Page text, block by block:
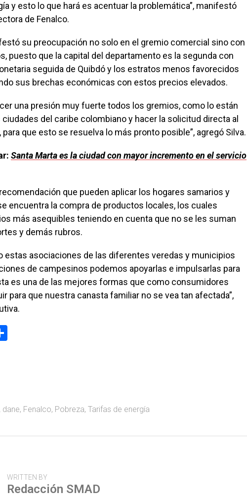
y esto lo que hará es acentuar la problemática”, manifestó
de Fenalco.
su preocupación no solo en el gremio comercial sino con
puesto que la capital del departamento es la segunda con
seguida de Quibdó y los estratos menos favorecidos
sus brechas económicas con estos precios elevados.
una presión muy fuerte todos los gremios, como lo están
del caribe colombiano y hacer la solicitud directa al
que esto se resuelva lo más pronto posible”, agregó Silva.
Santa Marta es la ciudad con mayor incremento en el servicio
que pueden aplicar los hogares samarios y
encuentra la compra de productos locales, los cuales
más asequibles teniendo en cuenta que no se les suman
y demás rubros.
estas asociaciones de las diferentes veredas y municipios
de campesinos podemos apoyarlas e impulsarlas para
es una de las mejores formas que como consumidores
para que nuestra canasta familiar no se vea tan afectada”,
tir
dane, Fenalco, Pobreza, Tarifas de energía
WRITTEN BY
Redacción SMAD